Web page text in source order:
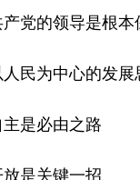
党的领导是根本
为中心的发展
是必由之路
是关键一招